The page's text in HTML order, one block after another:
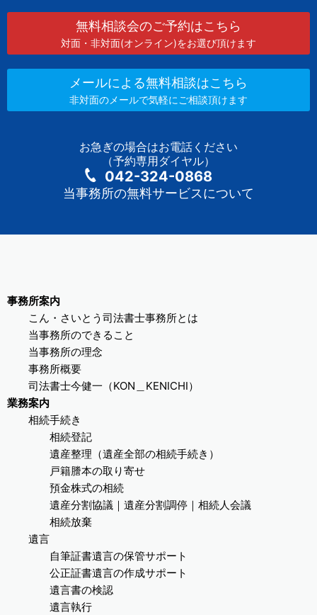
無料相談会のご予約はこちら
対面・非対面(オンライン)をお選び頂けます
メールによる無料相談はこちら
非対面のメールで気軽にご相談頂けます
お急ぎの場合はお電話ください
（予約専用ダイヤル）
042-324-0868
当事務所の無料サービスについて
事務所案内
こん・さいとう司法書士事務所とは
当事務所のできること
当事務所の理念
事務所概要
司法書士今健一（KON＿KENICHI）
業務案内
相続手続き
相続登記
遺産整理（遺産全部の相続手続き）
戸籍謄本の取り寄せ
預金株式の相続
遺産分割協議｜遺産分割調停｜相続人会議
相続放棄
遺言
自筆証書遺言の保管サポート
公正証書遺言の作成サポート
遺言書の検認
遺言執行